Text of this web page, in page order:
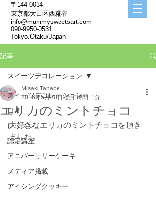
〒144-0034
東京都大田区西糀谷
info@mammysweetsart.com
090-9950-0531
Tokyo.Otaku/Japan
記事
スイーツデコレーション
日常
レッスン
認定講座
アニバーサリーケーキ
メディア掲載
アイシングクッキー
スイーツデコレーション
エリカのミントチョコ
Misaki Tanabe
2016年5月30日 読了時間: 1分
大好きなエリカのミントチョコを頂き
ました。